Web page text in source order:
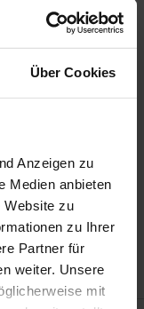
Über Cookies
Anzeigen zu
Medien anbieten
Website zu
zu Ihrer
Partner für
weiter. Unsere
mit
be pre-